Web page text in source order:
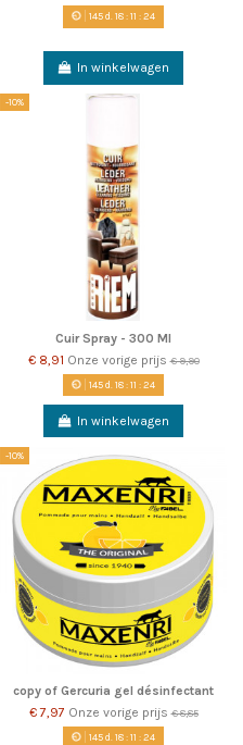
145d.18:11 :22
In winkelwagen
-10%
Cuir Spray - 300 Ml
€ 8,91 Onze vorige prijs€ 9,90
145d. 18:11 :22
In winkelwagen
-10%
copy of Gercuria gel désinfectant
€ 7,97 Onze vorige prijs€ 8,85
145d.18:11 :22